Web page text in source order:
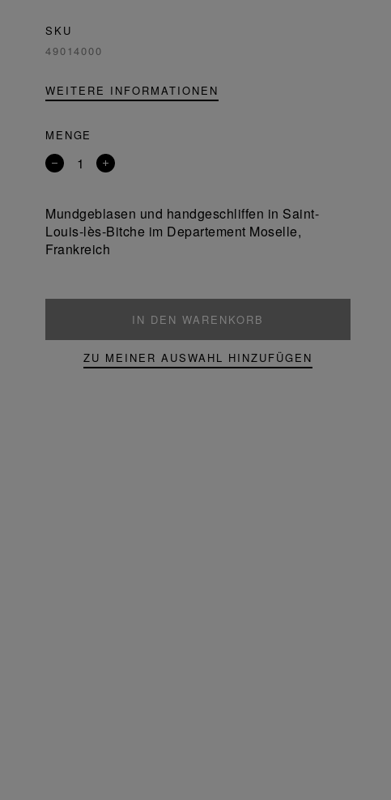
SKU
49014000
WEITERE INFORMATIONEN
MENGE
Entfernen
Produkt
Ein
Mundgeblasen und handgeschliffen in Saint-
Louis-lès-Bitche im Departement Moselle,
Frankreich
IN DEN WARENKORB
ZU MEINER AUSWAHL HINZUFÜGEN